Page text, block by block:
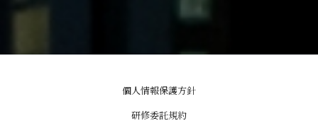
個人情報保護方針
研修委託規約